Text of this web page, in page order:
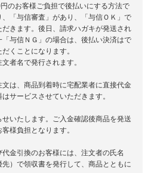
のお客様ご負担で後払いにする方法で
「与信審査」があり、「与信ＯＫ」で
きます。後日、請求ハガキが発送され
与信ＮＧ」の場合は、後払い決済はで
くことになります。
者名で発行されます。
は、商品到着時に宅配業者に直接代金
サービスさせていただきます。
いたします。ご入金確認後商品を発送
様負担となります。
金引換のお客様には、注文者の氏名
先）で領収書を発行して、商品とともに